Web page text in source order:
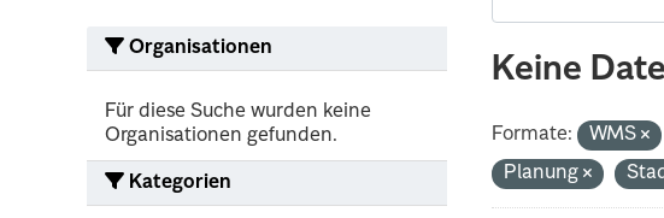
Organisationen
Für diese Suche wurden keine
Organisationen gefunden.
Kategorien
Keine
Formate: WMS
Planung